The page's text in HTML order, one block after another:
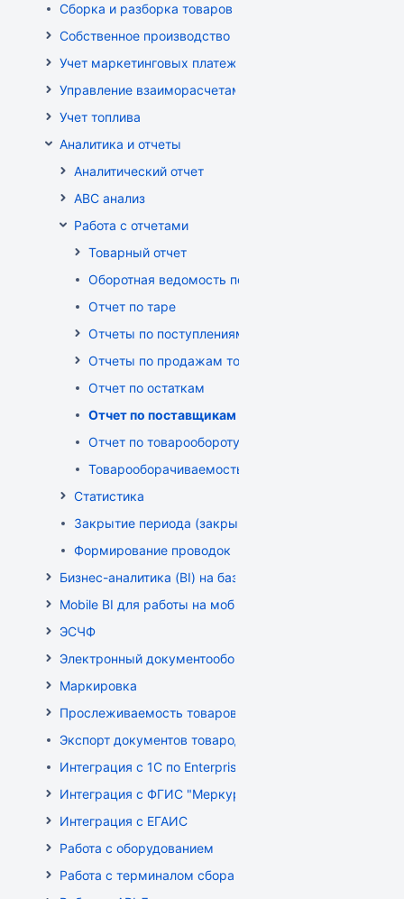
Сборка и разборка товаров
Собственное производство
Учет маркетинговых платежей
Управление взаиморасчетами
Учет топлива
Аналитика и отчеты
Аналитический отчет
ABC анализ
Работа с отчетами
Товарный отчет
Оборотная ведомость по группам, товарам,
Отчет по таре
Отчеты по поступлениям товара
Отчеты по продажам товара
Отчет по остаткам
Отчет по поставщикам
Отчет по товарообороту
Товарооборачиваемость по поставщикам
Статистика
Закрытие периода (закрытие документов)
Формирование проводок
Бизнес-аналитика (BI) на базе OLAP DRUID
Mobile BI для работы на мобильных устройствах
ЭСЧФ
Электронный документооборот (РБ)
Маркировка
Прослеживаемость товаров
Экспорт документов товародвижения
Интеграция с 1С по EnterpriseData
Интеграция с ФГИС "Меркурий"
Интеграция с ЕГАИС
Работа с оборудованием
Работа с терминалом сбора данных (ТСД)